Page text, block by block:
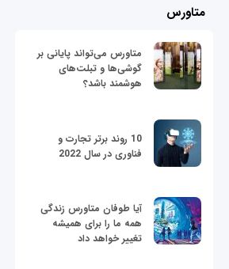
متاورس
متاورس می‌تواند پایانی بر
گوشی‌ها و تبلت‌های
هوشمند باشد؟
10 روند برتر تجارت و
فناوری در سال 2022
آیا طوفان متاورس زندگی
همه ما را برای همیشه
تغییر خواهد داد